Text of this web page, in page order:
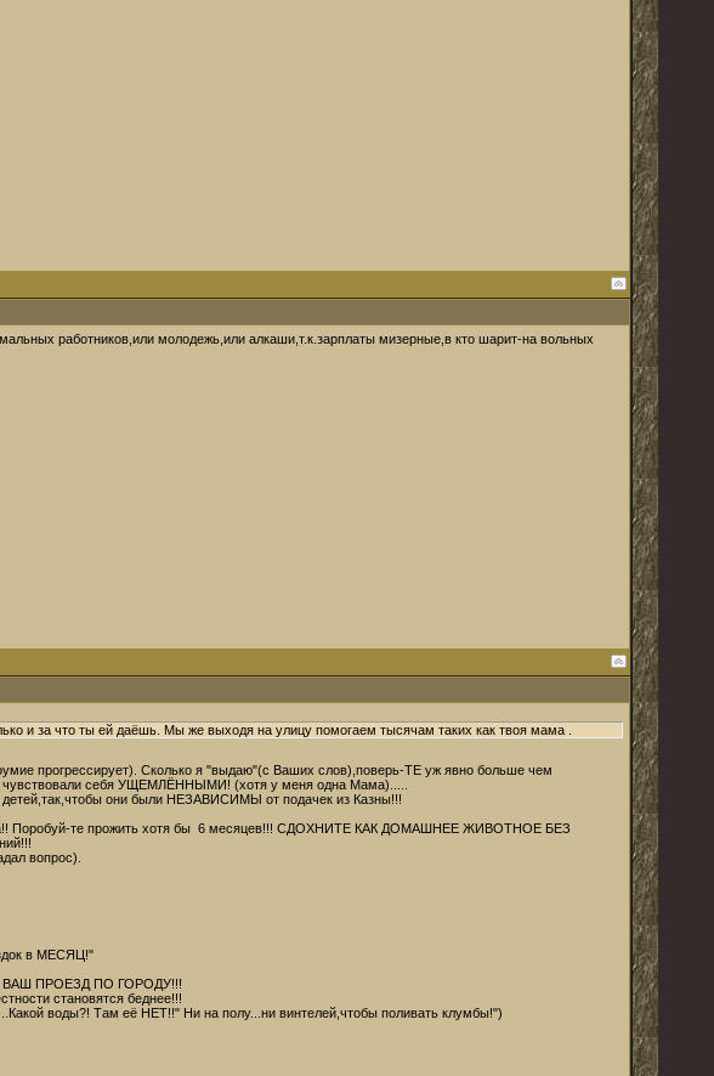
работников,или молодежь,или алкаши,т.к.зарплаты мизерные,в кто шарит-на вольных
и за что ты ей даёшь. Мы же выходя на улицу помогаем тысячам таких как твоя мама .
прогрессирует). Сколько я "выдаю"(с Ваших слов),поверь-ТЕ уж явно больше чем
чувствовали себя УЩЕМЛЁННЫМИ! (хотя у меня одна Мама).....
они были НЕЗАВИСИМЫ от подачек из Казны!!!
Поробуй-те прожить хотя бы 6 месяцев!!! СДОХНИТЕ КАК ДОМАШНЕЕ ЖИВОТНОЕ БЕЗ
вопрос).
в МЕСЯЦ!"
ВАШ ПРОЕЗД ПО ГОРОДУ!!!
становятся беднее!!!
воды?! Там её НЕТ!!" Ни на полу...ни винтелей,чтобы поливать клумбы!")